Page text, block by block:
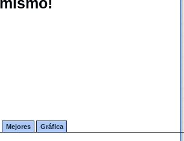
Mejores Gráfica